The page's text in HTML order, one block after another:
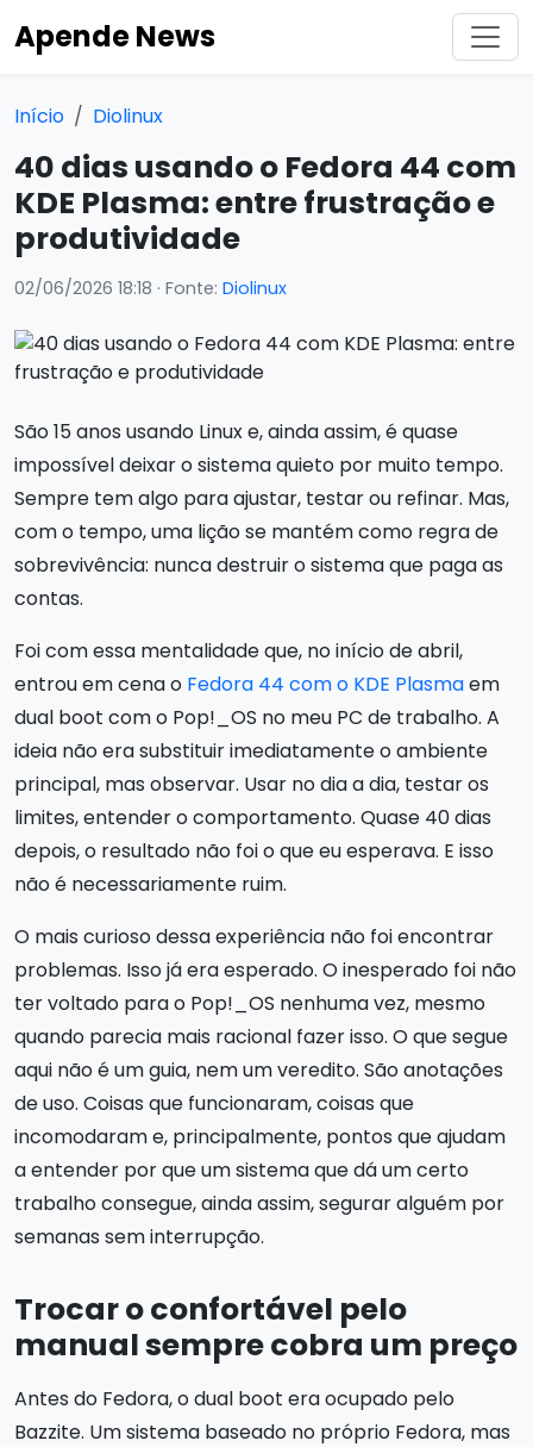
Apende News
Início Diolinux
40 dias usando o Fedora 44 com
KDE Plasma: entre frustração e
produtividade
02/06/2026 18:18 · Fonte: Diolinux
São 15 anos usando Linux e, ainda assim, é quase
impossível deixar o sistema quieto por muito tempo.
Sempre tem algo para ajustar, testar ou refinar. Mas,
com o tempo, uma lição se mantém como regra de
sobrevivência: nunca destruir o sistema que paga as
contas.
Foi com essa mentalidade que, no início de abril,
entrou em cena o Fedora 44 com o KDE Plasmaem
dual boot com o Pop!_OS no meu PC de trabalho. A
ideia não era substituir imediatamente o ambiente
principal, mas observar. Usar no dia a dia, testar os
limites, entender o comportamento. Quase 40 dias
depois, o resultado não foi o que eu esperava. E isso
não é necessariamente ruim.
O mais curioso dessa experiência não foi encontrar
problemas. Isso já era esperado. O inesperado foi não
ter voltado para o Pop!_OS nenhuma vez, mesmo
quando parecia mais racional fazer isso. O que segue
aqui não é um guia, nem um veredito. São anotações
de uso. Coisas que funcionaram, coisas que
incomodaram e, principalmente, pontos que ajudam
a entender por que um sistema que dá um certo
trabalho consegue, ainda assim, segurar alguém por
semanas sem interrupção.
Trocar o confortável pelo
manual sempre cobra um preço
Antes do Fedora, o dual boot era ocupado pelo
Bazzite. Um sistema baseado no próprio Fedora, mas